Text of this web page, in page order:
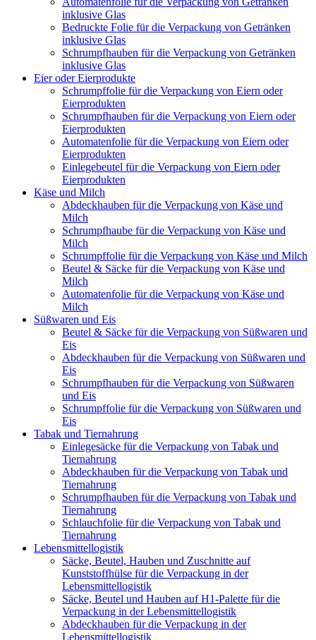
inklusive Glas
Bedruckte Folie für die Verpackung von Getränken
inklusive Glas
Schrumpfhauben für die Verpackung von Getränken
inklusive Glas
Eier oder Eierprodukte
Schrumpffolie für die Verpackung von Eiern oder
Eierprodukten
Schrumpfhauben für die Verpackung von Eiern oder
Eierprodukten
Automatenfolie für die Verpackung von Eiern oder
Eierprodukten
Einlegebeutel für die Verpackung von Eiern oder
Eierprodukten
Käse und Milch
Abdeckhauben für die Verpackung von Käse und
Milch
Schrumpfhaube für die Verpackung von Käse und
Milch
Schrumpffolie für die Verpackung von Käse und Milch
Beutel & Säcke für die Verpackung von Käse und
Milch
Automatenfolie für die Verpackung von Käse und
Milch
Süßwaren und Eis
Beutel & Säcke für die Verpackung von Süßwaren und
Eis
Abdeckhauben für die Verpackung von Süßwaren und
Eis
Schrumpfhauben für die Verpackung von Süßwaren
und Eis
Schrumpffolie für die Verpackung von Süßwaren und
Eis
Tabak und Tiernahrung
Einlegesäcke für die Verpackung von Tabak und
Tiernahrung
Abdeckhauben für die Verpackung von Tabak und
Tiernahrung
Schrumpfhauben für die Verpackung von Tabak und
Tiernahrung
Schlauchfolie für die Verpackung von Tabak und
Tiernahrung
Lebensmittellogistik
Säcke, Beutel, Hauben und Zuschnitte auf
Kunststoffhülse für die Verpackung in der
Lebensmittellogistik
Säcke, Beutel und Hauben auf H1-Palette für die
Verpackung in der Lebensmittellogistik
Abdeckhauben für die Verpackung in der
Lebensmittellogistik